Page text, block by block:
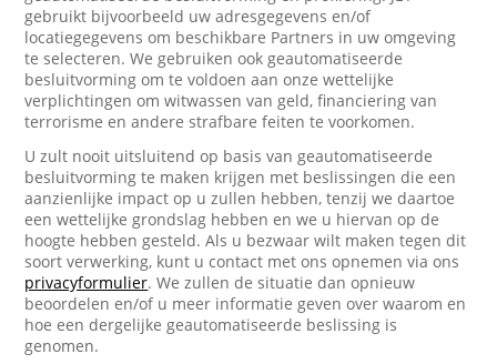
gebruikt bijvoorbeeld uw adresgegevens en/of
locatiegegevens om beschikbare Partners in uw omgeving
te selecteren. We gebruiken ook geautomatiseerde
besluitvorming om te voldoen aan onze wettelijke
verplichtingen om witwassen van geld, financiering van
terrorisme en andere strafbare feiten te voorkomen.
U zult nooit uitsluitend op basis van geautomatiseerde
besluitvorming te maken krijgen met beslissingen die een
aanzienlijke impact op u zullen hebben, tenzij we daartoe
een wettelijke grondslag hebben en we u hiervan op de
hoogte hebben gesteld. Als u bezwaar wilt maken tegen dit
soort verwerking, kunt u contact met ons opnemen via ons
privacyformulier. We zullen de situatie dan opnieuw
beoordelen en/of u meer informatie geven over waarom en
hoe een dergelijke geautomatiseerde beslissing is
genomen.